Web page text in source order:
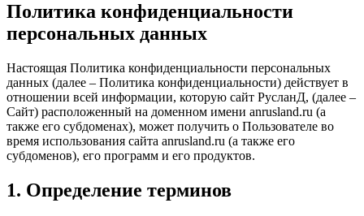
Политика конфиденциальности
персональных данных
Настоящая Политика конфиденциальности персональных
данных (далее – Политика конфиденциальности) действует в
отношении всей информации, которую сайт РусланД, (далее –
Сайт) расположенный на доменном имени anrusland.ru (а
также его субдоменах), может получить о Пользователе во
время использования сайта anrusland.ru (а также его
субдоменов), его программ и его продуктов.
1. Определение терминов